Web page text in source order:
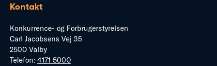
Kontakt
Konkurrence- og Forbrugerstyrelsen
Carl Jacobsens Vej 35
2500 Valby
Telefon: 4171 5000